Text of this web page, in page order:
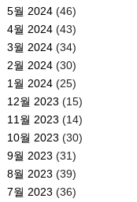
5월 2024(46)
4월 2024(43)
3월 2024(34)
2월 2024(30)
1월 2024(25)
12월 2023 (15)
11월 2023 (14)
10월 2023 (30)
9월 2023 (31)
8월 2023 (39)
7월 2023 (36)